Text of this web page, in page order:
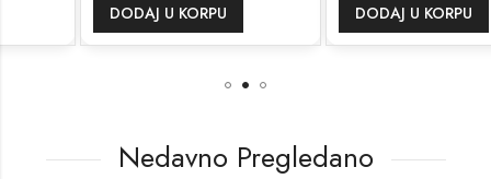
DODAJ U KORPU DODAJ U KORPU
Nedavno Pregledano